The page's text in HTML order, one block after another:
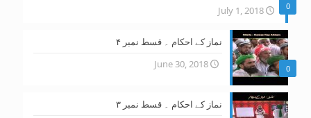
0
July 1, 2018
0
نماز کے احکام ۔ قسط نمبر ۴
June 30, 2018
نماز کے احکام ۔ قسط نمبر ۳